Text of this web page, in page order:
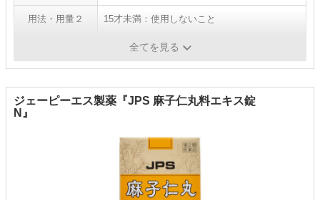
用法・用量２ 15才未満：使用しないこと
第2類医薬品
全てを見る
ジェーピーエス製薬『JPS 麻子仁丸料エキス錠
N』